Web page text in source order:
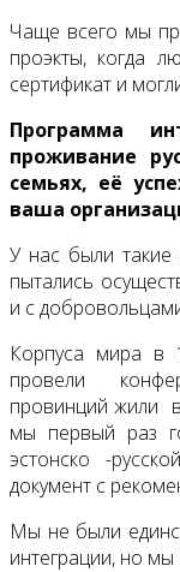
Чаще всего мы
проэкты, когда
сертификат и
Программа
проживание
семьях, её
ваша
У нас были такие
пытались
и с
Корпуса мира
провели
провинций жили
мы первый раз
эстонско -
документ с
Мы не были
интеграции, но